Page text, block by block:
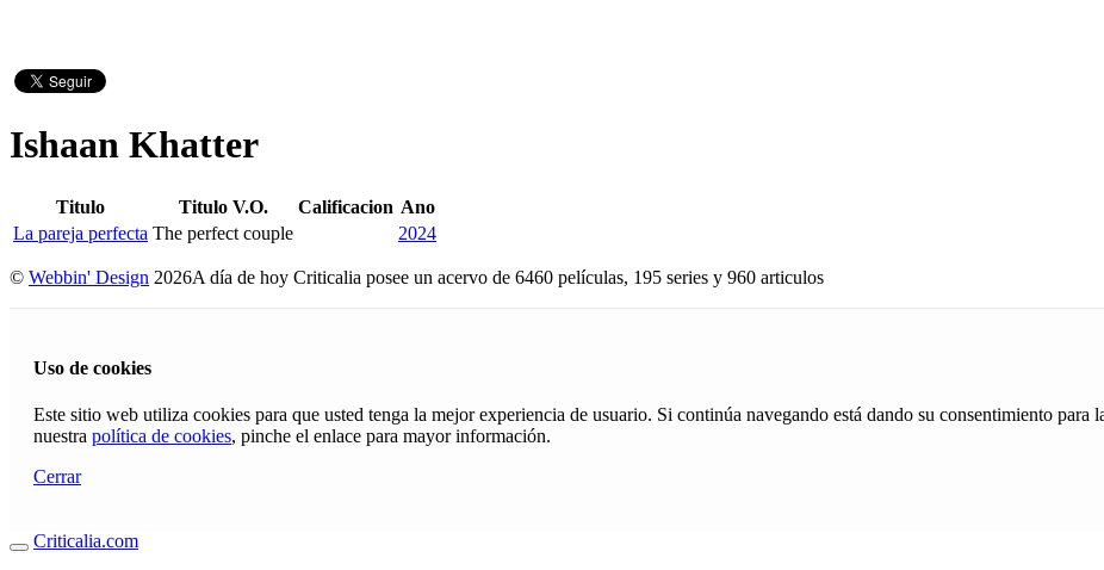
Ishaan Khatter
Titulo Titulo V.O. Calificacion Ano
La pareja perfecta The perfect couple 2024
© Webbin' Design 2026A día de hoy Criticalia posee un acervo de 6460 películas, 195 series y 960 articulos
Uso de cookies
Este sitio web utiliza cookies para que usted tenga la mejor experiencia de usuario. Si continúa navegando está dando su consentimiento para
nuestra política de cookies, pinche el enlace para mayor información.
Cerrar
Criticalia.com